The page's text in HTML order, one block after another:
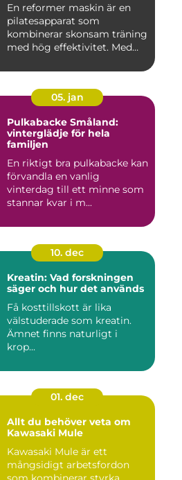
En reformer maskin är en
pilatesapparat som
kombinerar skonsam träning
med hög effektivitet. Med
05. jan
Pulkabacke Småland:
vinterglädje för hela
familjen
En riktigt bra pulkabacke kan
förvandla en vanlig
vinterdag till ett minne som
stannar kvar i m...
10. dec
Kreatin: Vad forskningen
säger och hur det används
Få kosttillskott är lika
välstuderade som kreatin.
Ämnet finns naturligt i
krop...
01. dec
Allt du behöver veta om
Kawasaki Mule
Kawasaki Mule är ett
mångsidigt arbetsfordon